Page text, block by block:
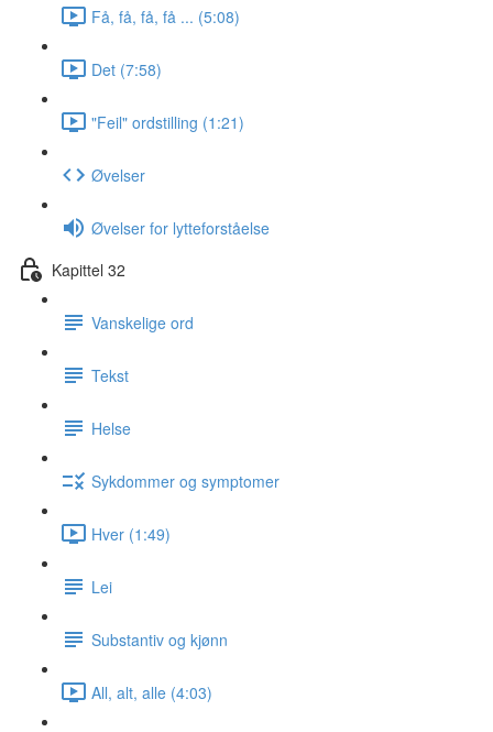
Få, få, få, få ... (5:08)
Det (7:58)
"Feil" ordstilling (1:21)
Øvelser
Øvelser for lytteforståelse
Kapittel 32
Vanskelige ord
Tekst
Helse
Sykdommer og symptomer
Hver (1:49)
Lei
Substantiv og kjønn
All, alt, alle (4:03)